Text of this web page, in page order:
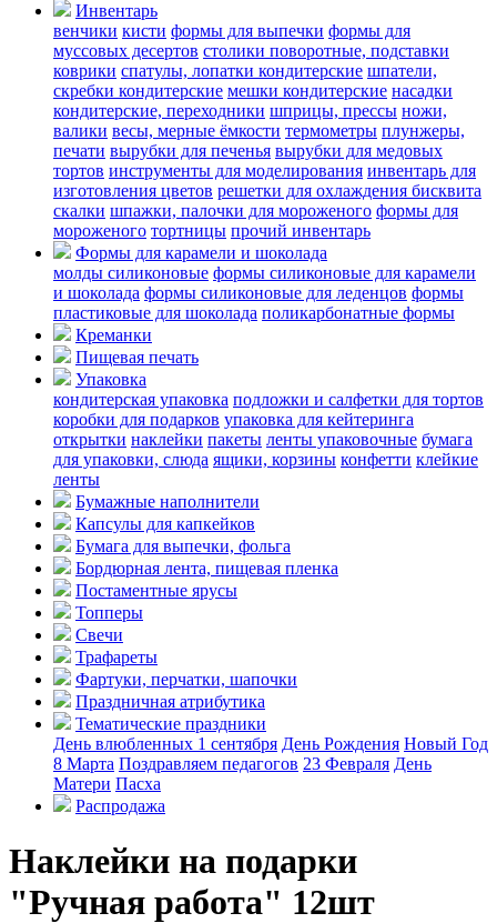
Инвентарь
венчики кисти формы для выпечки формы для
муссовых десертов столики поворотные, подставки
коврики cпатулы, лопатки кондитерские шпатели,
скребки кондитерские мешки кондитерские насадки
кондитерские, переходники шприцы, прессы ножи,
валики весы, мерные ёмкости термометры плунжеры,
печати вырубки для печенья вырубки для медовых
тортов инструменты для моделирования инвентарь для
изготовления цветов решетки для охлаждения бисквита
скалки шпажки, палочки для мороженого формы для
мороженого тортницы прочий инвентарь
Формы для карамели и шоколада
молды силиконовые формы силиконовые для карамели
и шоколада формы силиконовые для леденцов формы
пластиковые для шоколада поликарбонатные формы
Креманки
Пищевая печать
Упаковка
кондитерская упаковка подложки и салфетки для тортов
коробки для подарков упаковка для кейтеринга
открытки наклейки пакеты ленты упаковочные бумага
для упаковки, слюда ящики, корзины конфетти клейкие
ленты
Бумажные наполнители
Капсулы для капкейков
Бумага для выпечки, фольга
Бордюрная лента, пищевая пленка
Постаментные ярусы
Топперы
Свечи
Трафареты
Фартуки, перчатки, шапочки
Праздничная атрибутика
Тематические праздники
День влюбленных 1 сентября День Рождения Новый Год
8 Марта Поздравляем педагогов 23 Февраля День
Матери Пасха
Распродажа
Наклейки на подарки
"Ручная работа" 12шт